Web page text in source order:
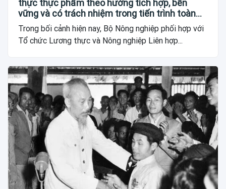
thực thực phẩm theo hướng tích hợp, bền
vững và có trách nhiệm trong tiến trình toàn
cầu
Trong bối cảnh hiện nay, Bộ Nông nghiệp phối hợp với
Tổ chức Lương thực và Nông nghiệp Liên hợp...